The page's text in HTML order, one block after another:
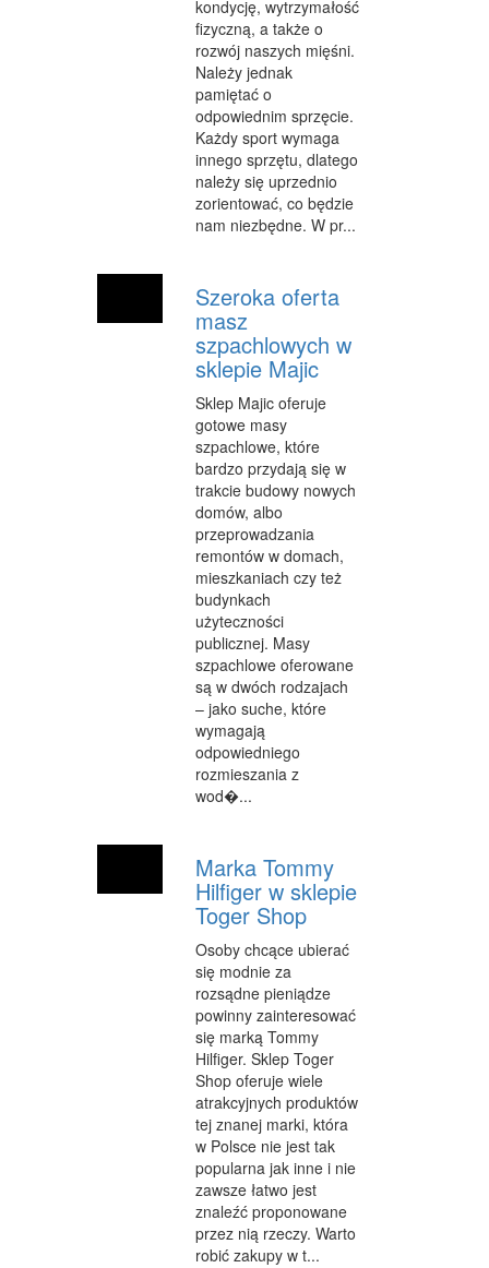
INFORMATYCZNE
RESTAURACJE, CATERING
FOTOGRAFIA
ADWOKACI, PORADY PRAWNE
WETERYNARYJNE, HODOWLA ZWIERZĄT
SPRZĄTANIE, PORZĄDKOWANIE
OPIEKA
INNE USŁUGI
ZWIEDZANIE
HOTELE I NOCLEGI
PODRÓŻE
WYPOCZYNEK
URODA
DIETETYKA, ODCHUDZANIE
KOSMETYKI
LECZENIE
SALONY KOSMETYCZNE
SPRZĘT MEDYCZNY
OPROGRAMOWANIE
STRONY INTERNETOWE
KONTAKT
kondycję, wytrzymałość
fizyczną, a także o
rozwój naszych mięśni.
Należy jednak
pamiętać o
odpowiednim sprzęcie.
Każdy sport wymaga
innego sprzętu, dlatego
należy się uprzednio
zorientować, co będzie
nam niezbędne. W pr...
Szeroka oferta
masz
szpachlowych w
sklepie Majic
Sklep Majic oferuje
gotowe masy
szpachlowe, które
bardzo przydają się w
trakcie budowy nowych
domów, albo
przeprowadzania
remontów w domach,
mieszkaniach czy też
budynkach
użyteczności
publicznej. Masy
szpachlowe oferowane
są w dwóch rodzajach
– jako suche, które
wymagają
odpowiedniego
rozmieszania z
wod�...
Marka Tommy
Hilfiger w sklepie
Toger Shop
Osoby chcące ubierać
się modnie za
rozsądne pieniądze
powinny zainteresować
się marką Tommy
Hilfiger. Sklep Toger
Shop oferuje wiele
atrakcyjnych produktów
tej znanej marki, która
w Polsce nie jest tak
popularna jak inne i nie
zawsze łatwo jest
znaleźć proponowane
przez nią rzeczy. Warto
robić zakupy w t...